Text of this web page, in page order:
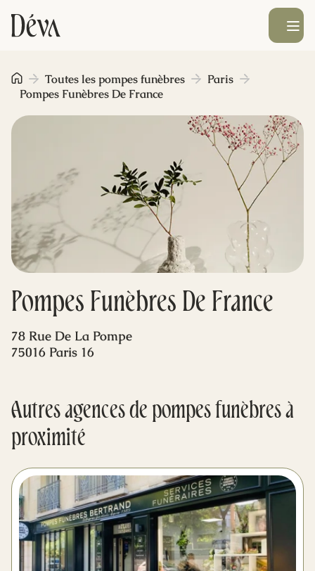
Obsèques
Prévoyance
Monument funéraire
Livraison de fleurs
Blog
Ouvrir le
Pompes Funèbres De France
Toutes les pompes funèbres
Paris
Pompes Funèbres De France
78 Rue De La Pompe
75016 Paris 16
Autres agences de pompes funèbres à
proximité